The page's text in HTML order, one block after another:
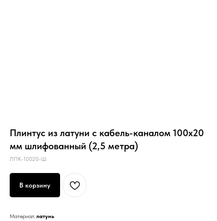
Плинтус из латуни с кабель-каналом 100х20
мм шлифованный (2,5 метра)
ЛПК-10020-Ш
В корзину
Материал: латунь